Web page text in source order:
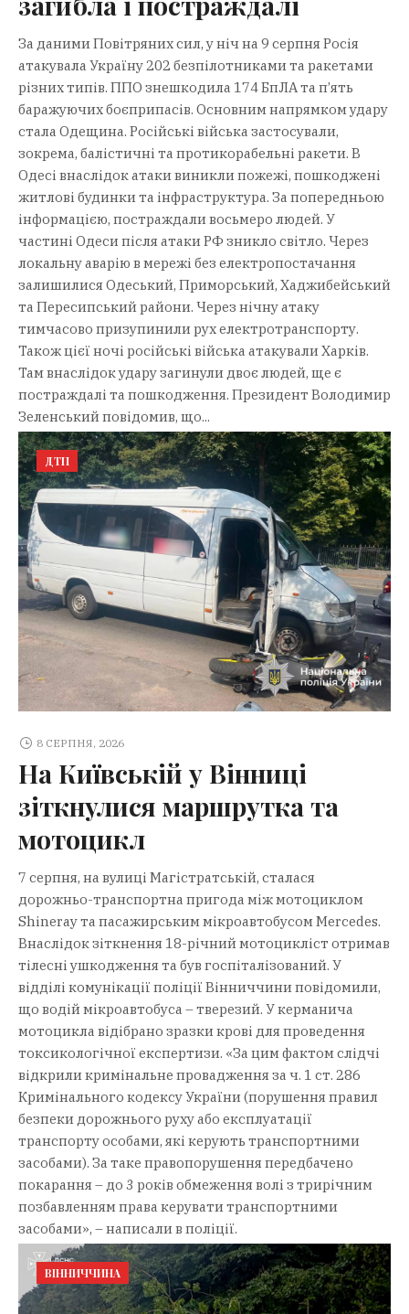
За даними Повітряних сил, у ніч на 9 серпня Росія
атакувала Україну 202 безпілотниками та ракетами
різних типів. ППО знешкодила 174 БпЛА та п’ять
баражуючих боєприпасів. Основним напрямком удару
стала Одещина. Російські війська застосували,
зокрема, балістичні та протикорабельні ракети. В
Одесі внаслідок атаки виникли пожежі, пошкоджені
житлові будинки та інфраструктура. За попередньою
інформацією, постраждали восьмеро людей. У
частині Одеси після атаки РФ зникло світло. Через
локальну аварію в мережі без електропостачання
залишилися Одеський, Приморський, Хаджибейський
та Пересипський райони. Через нічну атаку
тимчасово призупинили рух електротранспорту.
Також цієї ночі російські війська атакували Харків.
Там внаслідок удару загинули двоє людей, ще є
постраждалі та пошкодження. Президент Володимир
Зеленський повідомив, що...
ДТП
8 СЕРПНЯ, 2026
На Київській у Вінниці
зіткнулися маршрутка та
мотоцикл
7 серпня, на вулиці Магістратській, сталася
дорожньо-транспортна пригода між мотоциклом
Shineray та пасажирським мікроавтобусом Mercedes.
Внаслідок зіткнення 18-річний мотоцикліст отримав
тілесні ушкодження та був госпіталізований. У
відділі комунікації поліції Вінниччини повідомили,
що водій мікроавтобуса – тверезий. У керманича
мотоцикла відібрано зразки крові для проведення
токсикологічної експертизи. «За цим фактом слідчі
відкрили кримінальне провадження за ч. 1 ст. 286
Кримінального кодексу України (порушення правил
безпеки дорожнього руху або експлуатації
транспорту особами, які керують транспортними
засобами). За таке правопорушення передбачено
покарання – до 3 років обмеження волі з трирічним
позбавленням права керувати транспортними
засобами», – написали в поліції.
ВІННИЧЧИНА